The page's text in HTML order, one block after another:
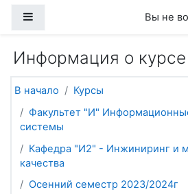
Вы не
Информация о курсе
В начало
Курсы
Факультет "И"
системы
Кафедра "И2" - Инжиниринг и
качества
Осенний семестр 2023/2024г